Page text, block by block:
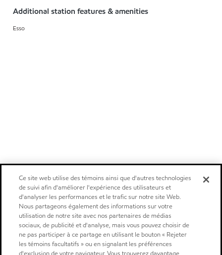
Additional station features & amenities
Esso
Ce site web utilise des témoins ainsi que d'autres technologies
de suivi afin d'améliorer l'expérience des utilisateurs et
d'analyser les performances et le trafic sur notre site Web.
Nous partageons également des informations sur votre
utilisation de notre site avec nos partenaires de médias
sociaux, de publicité et d'analyse, mais vous pouvez choisir de
ne pas participer à ce partage en utilisant le bouton « Rejeter
les témoins facultatifs » ou en signalant les préférences